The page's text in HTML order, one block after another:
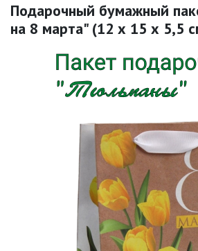
Подарочный бумажный
на 8 марта" (12 х 15 х 5,5